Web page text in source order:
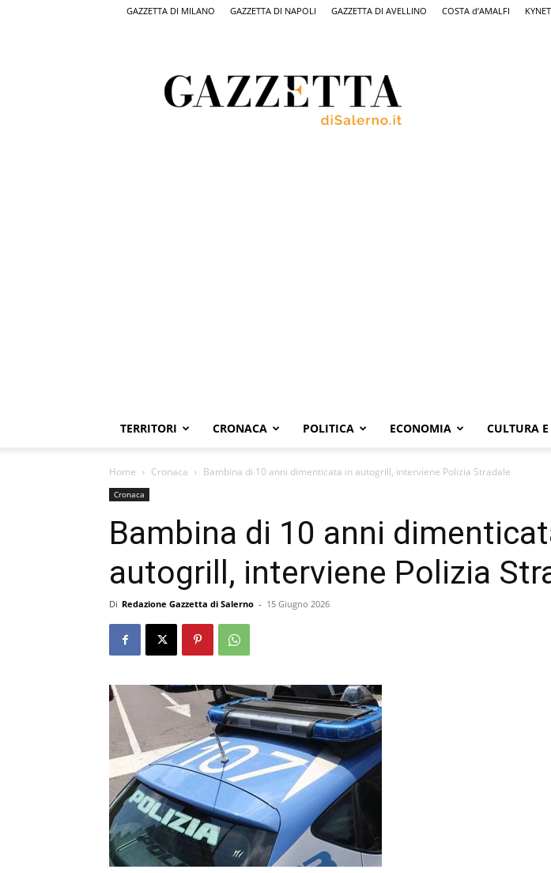
GAZZETTA DI MILANO GAZZETTA DI NAPOLI GAZZETTA DI AVELLINO COSTA d’AMALFI
Salerno,
il
quotidiano
TERRITORI CRONACA POLITICA ECONOMIA CULTURA
Home Cronaca Bambina di 10 anni dimenticata in autogrill, interviene Polizia Stradale
Cronaca
Bambina di 10 anni
autogrill, interviene Polizia
Di Redazione Gazzetta di Salerno - 15 Giugno 2026